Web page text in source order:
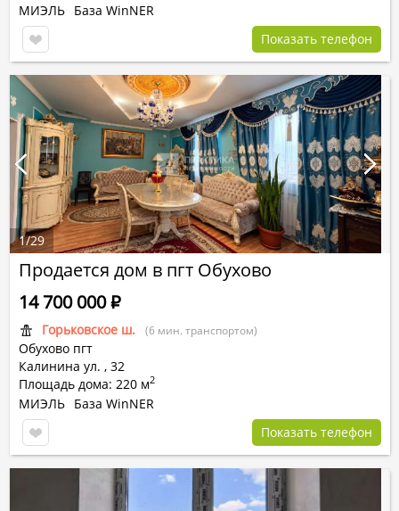
МИЭЛЬ База WinNER
Показать телефон
Продается дом в пгт Обухово
Горьковское ш. (6 мин. транспортом)
Обухово пгт
Калинина ул. , 32
Площадь дома: 220 м2
14 700 000Р
МИЭЛЬ База WinNER
Показать телефон
1/29